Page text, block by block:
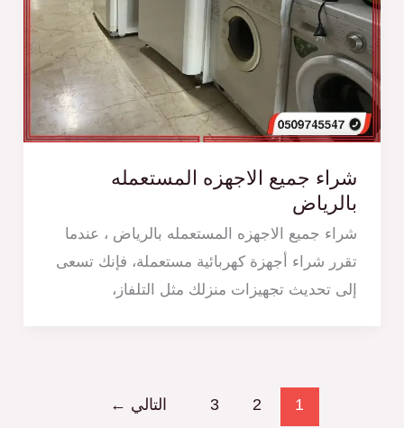
شراء جميع الاجهزه المستعمله
بالرياض
شراء جميع الاجهزه المستعمله بالرياض ، عندما
تقرر شراء أجهزة كهربائية مستعملة، فإنك تسعى
إلى تحديث تجهيزات منزلك مثل التلفاز،
1
2
3 التالي ←